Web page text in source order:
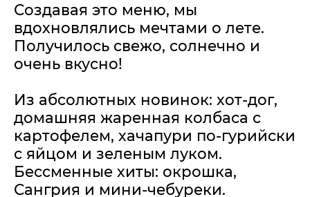
Создавая это меню, мы
вдохновлялись мечтами о лете.
Получилось свежо, солнечно и
очень вкусно!
Из абсолютных новинок: хот-дог,
домашняя жаренная колбаса с
картофелем, хачапури по-гурийски
с яйцом и зеленым луком.
Бессменные хиты: окрошка,
Сангрия и мини-чебуреки.